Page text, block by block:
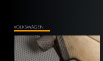
VOLKSWAGEN